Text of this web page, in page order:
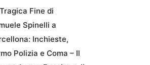
Fine di
Spinelli a
Inchieste,
Polizia e Coma – Il